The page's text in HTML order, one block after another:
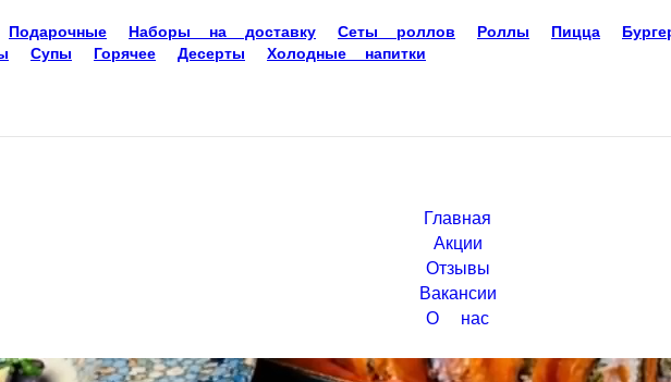
Главная
Акции
Отзывы
Вакансии
Подарочные Наборы на доставку Сеты роллов Роллы Пицца
Супы Горячее Десерты Холодные напитки